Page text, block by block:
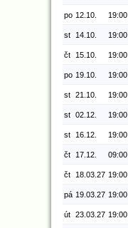
po 12.10. 19:00
st 14.10. 19:00
čt 15.10. 19:00
po 19.10. 19:00
st 21.10. 19:00
st 02.12. 19:00
st 16.12. 19:00
čt 17.12. 09:00
čt 18.03.27 19:00
pá 19.03.27 19:00
út 23.03.27 19:00